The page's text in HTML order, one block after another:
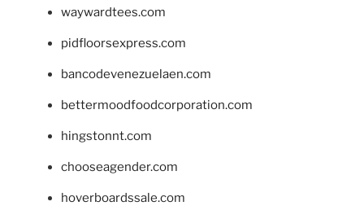
waywardtees.com
pidfloorsexpress.com
bancodevenezuelaen.com
bettermoodfoodcorporation.com
hingstonnt.com
chooseagender.com
hoverboardssale.com